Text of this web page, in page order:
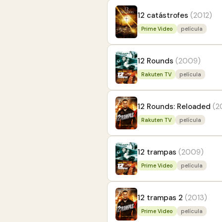
12 catástrofes (2012)
Prime Video película
12 Rounds (2009)
Rakuten TV película
12 Rounds: Reloaded
Rakuten TV película
12 trampas (2009)
Prime Video película
12 trampas 2 (2013)
Prime Video película